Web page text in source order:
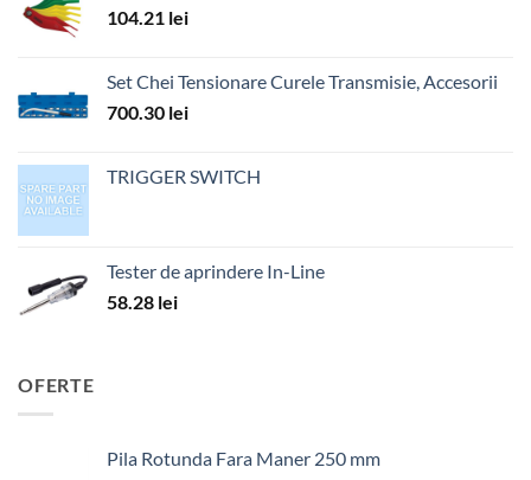
104.21 lei
Set Chei Tensionare Curele Transmisie, Accesorii
700.30 lei
TRIGGER SWITCH
Tester de aprindere In-Line
58.28 lei
OFERTE
Pila Rotunda Fara Maner 250 mm